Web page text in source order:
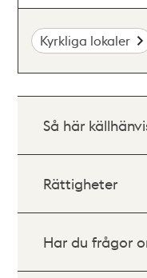
Kyrkliga lokaler
Så här
Rättigheter
Har du frågor